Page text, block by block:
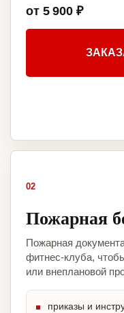
от 5 900 ₽
02
Пожарная
Пожарная
фитнес-клуба,
или внеплановой
приказы и